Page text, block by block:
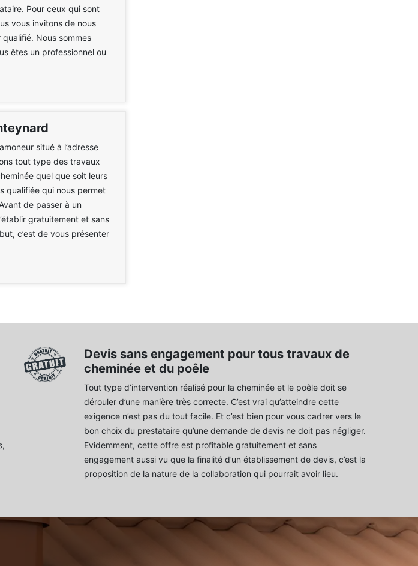
Pour ceux qui sont
vous invitons de nous
Nous sommes
êtes un professionnel ou
situé à l’adresse
tout type des travaux
quel que soit leurs
qualifiée qui nous permet
de passer à un
gratuitement et sans
c’est de vous présenter
Devis sans engagement pour tous travaux de
cheminée et du poêle
Tout type d’intervention réalisé pour la cheminée et le poêle doit se
dérouler d’une manière très correcte. C’est vrai qu’atteindre cette
exigence n’est pas du tout facile. Et c’est bien pour vous cadrer vers le
bon choix du prestataire qu’une demande de devis ne doit pas négliger.
Evidemment, cette offre est profitable gratuitement et sans
engagement aussi vu que la finalité d’un établissement de devis, c’est la
proposition de la nature de la collaboration qui pourrait avoir lieu.